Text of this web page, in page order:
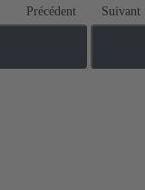
Précédent Suivant